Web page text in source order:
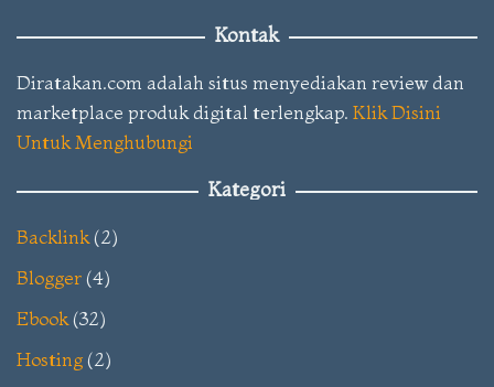
Kontak
Diratakan.com adalah situs menyediakan review dan
marketplace produk digital terlengkap. Klik Disini
Untuk Menghubungi
Kategori
Backlink(2)
Blogger(4)
Ebook(32)
Hosting(2)